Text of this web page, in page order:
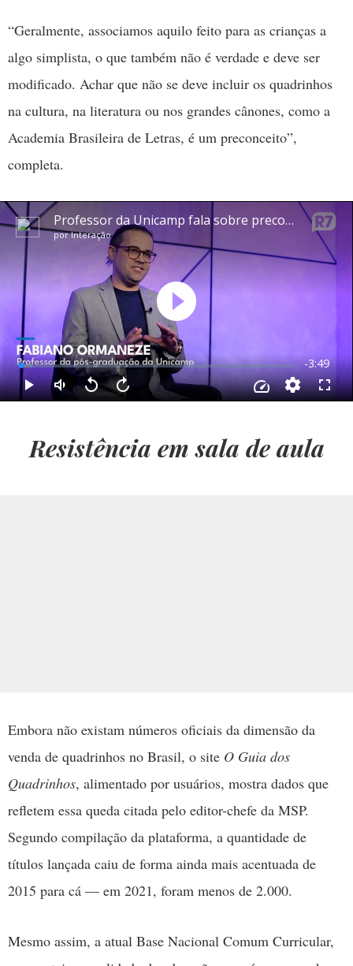
“Geralmente, associamos aquilo feito para as crianças a
algo simplista, o que também não é verdade e deve ser
modificado. Achar que não se deve incluir os quadrinhos
na cultura, na literatura ou nos grandes cânones, como a
Academia Brasileira de Letras, é um preconceito”,
completa.
Resistência em sala de aula
Embora não existam números oficiais da dimensão da
venda de quadrinhos no Brasil, o site O Guia dos
Quadrinhos, alimentado por usuários, mostra dados que
refletem essa queda citada pelo editor-chefe da MSP.
Segundo compilação da plataforma, a quantidade de
títulos lançada caiu de forma ainda mais acentuada de
2015 para cá — em 2021, foram menos de 2.000.
Mesmo assim, a atual Base Nacional Comum Curricular,